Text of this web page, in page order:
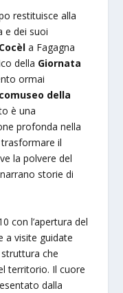
restituisce alla
e dei suoi
a Fagagna
della Giornata
ormai
della
è una
profonda nella
il
la polvere del
storie di
con l’apertura del
a visite guidate
che
territorio. Il cuore
dalla